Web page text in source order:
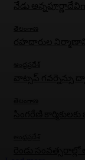
నేడు